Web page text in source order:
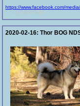
https://www.facebook.com/
2020-02-16:Thor BOG